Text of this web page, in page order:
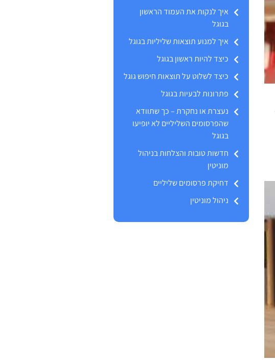
איך לנקות את העמוד הראשון
בגוגל
איך למנוע תוצאות שליליות בגוגל
כיצד להיות ראשון בגוגל
כיצד לשלוט על תוצאות חיפוש גוגל
פתרונות לבעיות בגוגל
נעצרת או נחקרת – כך שתוודא
שהפרסומים השליליים לא יופיעו
בגוגל
חדשות טובות והצלחות בניהול
מוניטין
דחיקת פרסומים שליליים
ניהול מוניטין